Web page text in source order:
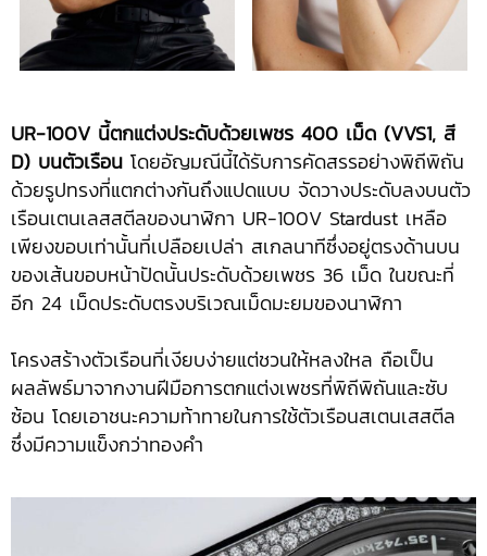
UR-100V นี้ตกแต่งประดับด้วยเพชร 400 เม็ด (VVS1, สี
D) บนตัวเรือน โดยอัญมณีนี้ได้รับการคัดสรรอย่างพิถีพิถัน
ด้วยรูปทรงที่แตกต่างกันถึงแปดแบบ จัดวางประดับลงบนตัว
เรือนเตนเลสสตีลของนาฬิกา UR-100V Stardust เหลือ
เพียงขอบเท่านั้นที่เปลือยเปล่า สเกลนาทีซึ่งอยู่ตรงด้านบน
ของเส้นขอบหน้าปัดนั้นประดับด้วยเพชร 36 เม็ด ในขณะที่
อีก 24 เม็ดประดับตรงบริเวณเม็ดมะยมของนาฬิกา
โครงสร้างตัวเรือนที่เงียบง่ายแต่ชวนให้หลงใหล ถือเป็น
ผลลัพธ์มาจากงานฝีมือการตกแต่งเพชรที่พิถีพิถันและซับ
ซ้อน โดยเอาชนะความท้าทายในการใช้ตัวเรือนสเตนเสสตีล
ซึ่งมีความแข็งกว่าทองคำ